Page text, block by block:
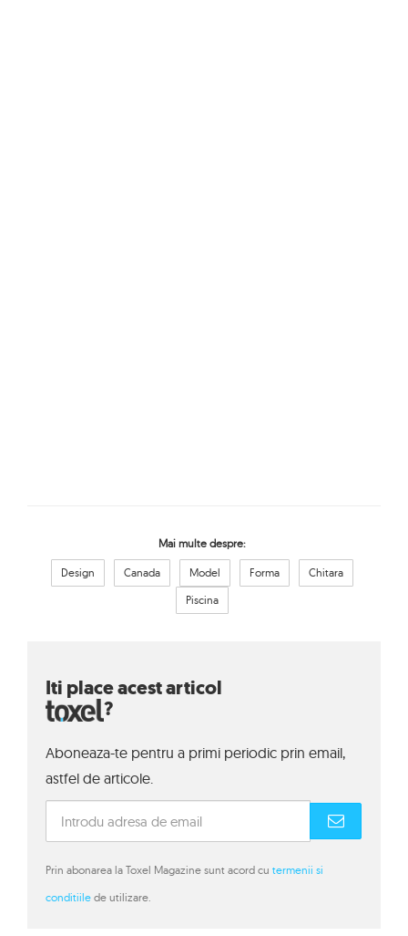
Mai multe despre:
Design Canada Model Forma
Chitara
Piscina
Iti place acest articol
?
Aboneaza-te pentru a primi periodic prin email,
astfel de articole.
Prin abonarea la Toxel Magazine sunt acord cu termenii si
conditiile de utilizare.